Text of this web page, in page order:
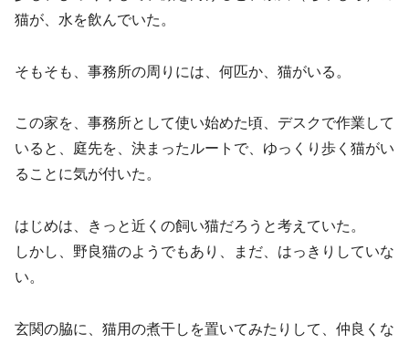
猫が、水を飲んでいた。
そもそも、事務所の周りには、何匹か、猫がいる。
この家を、事務所として使い始めた頃、デスクで作業して
いると、庭先を、決まったルートで、ゆっくり歩く猫がい
ることに気が付いた。
はじめは、きっと近くの飼い猫だろうと考えていた。
しかし、野良猫のようでもあり、まだ、はっきりしていな
い。
玄関の脇に、猫用の煮干しを置いてみたりして、仲良くな